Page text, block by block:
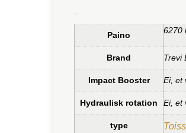
Paino 6270
Brand Trevi
Impact Booster Ei, et
Hydraulisk rotation Ei, et
type